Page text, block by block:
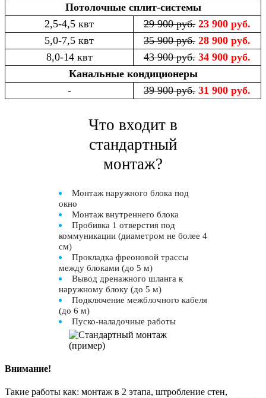
Потолочные сплит-системы
2,5-4,5 квт
29 900 руб. 23 900 руб.
5,0-7,5 квт
35 900 руб. 28 900 руб.
8,0-14 квт
43 900 руб. 34 900 руб.
Канальные кондиционеры
-
39 900 руб. 31 900 руб.
Что входит в
стандартный
монтаж?
Монтаж наружного блока под
окно
Монтаж внутреннего блока
Пробивка 1 отверстия под
коммуникации (диаметром не более 4
см)
Прокладка фреоновой трассы
между блоками (до 5 м)
Вывод дренажного шланга к
наружному блоку (до 5 м)
Подключение межблочного кабеля
(до 6 м)
Пуско-наладочные работы
Внимание!
Такие работы как: монтаж в 2 этапа, штробление стен,